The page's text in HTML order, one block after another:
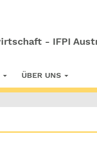
- IFPI
ÜBER UNS